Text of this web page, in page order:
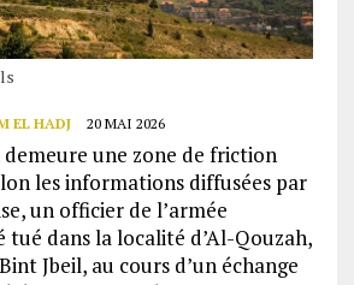
EL HADJ 20 MAI 2026
demeure une zone de friction
les informations diffusées par
un officier de l’armée
tué dans la localité d’Al-Qouzah,
Jbeil, au cours d’un échange